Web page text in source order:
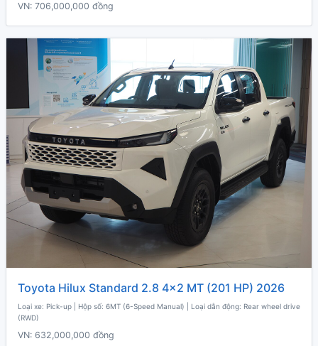
VN: 706,000,000 đồng
Toyota Hilux Standard 2.8 4x2 MT (201 HP) 2026
Loại xe: Pick-up | Hộp số: 6MT (6-Speed Manual) | Loại dẫn động: Rear wheel drive
(RWD)
VN: 632,000,000 đồng